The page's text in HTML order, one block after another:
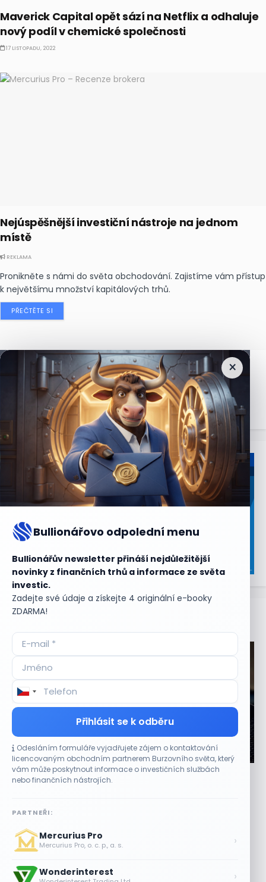
Maverick Capital opět sází na Netflix a odhaluje
nový podíl v chemické společnosti
17 LISTOPADU, 2022
Nejúspěšnější investiční nástroje na jednom
místě
REKLAMA
Pronikněte s námi do světa obchodování. Zajistíme vám přístup
k největšímu množství kapitálových trhů.
PŘEČTĚTE SI
×
Bullionářovo odpolední menu
Bullionářův newsletter přináší nejdůležitější
novinky z finančních trhů a informace ze světa
investic.
Zadejte své údaje a získejte 4 originální e-booky
ZDARMA!
Přihlásit se k odběru
Odesláním formuláře vyjadřujete zájem o kontaktování
licencovaným obchodním partnerem Burzovního světa, který
vám může poskytnout informace o investičních službách
nebo finančních nástrojích.
PARTNEŘI:
Mercurius Pro
Mercurius Pro, o. c. p., a. s. ›
Wonderinterest ›
Nejčtenějšízprávy
Aktuální
CO HÝBE TRHEM
Výsledky společností jsou silné. Proč to akciový
trh zatím neoceňuje?
sezona amerických společností přinesla převážně lepší
čísla, než očekávali analytici. Reakce trhu však...
Objednávky DoorDash vzrostly téměř o